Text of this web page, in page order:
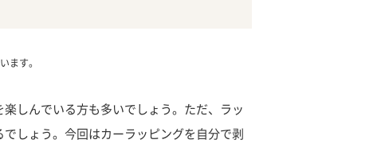
ます。
しんでいる方も多いでしょう。ただ、ラッ
しょう。今回はカーラッピングを自分で剥